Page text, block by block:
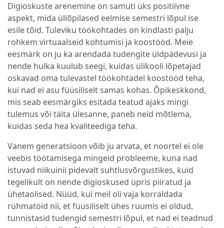
Digioskuste arenemine on samuti üks positiivne
aspekt, mida üliõpilased eelmise semestri lõpul ise
esile tõid. Tuleviku töökohtades on kindlasti palju
rohkem virtuaalseid kohtumisi ja koostööd. Meie
eesmärk on ju ka arendada tudengite üldpädevusi ja
nende hulka kuulub seegi, kuidas ülikooli lõpetajad
oskavad oma tulevastel töökohtadel koostööd teha,
kui nad ei asu füüsiliselt samas kohas. Õpikeskkond,
mis seab eesmärgiks esitada teatud ajaks mingi
tulemus või täita ülesanne, paneb neid mõtlema,
kuidas seda hea kvaliteediga teha.
Vanem generatsioon võib ju arvata, et noortel ei ole
veebis töötamisega mingeid probleeme, kuna nad
istuvad niikuinii pidevalt suhtlusvõrgustikes, kuid
tegelikult on nende digioskused üpris piiratud ja
ühetaolised. Nüüd, kui meil oli vaja korraldada
rühmatöid nii, et füüsiliselt ühes ruumis ei oldud,
tunnistasid tudengid semestri lõpul, et nad ei teadnud